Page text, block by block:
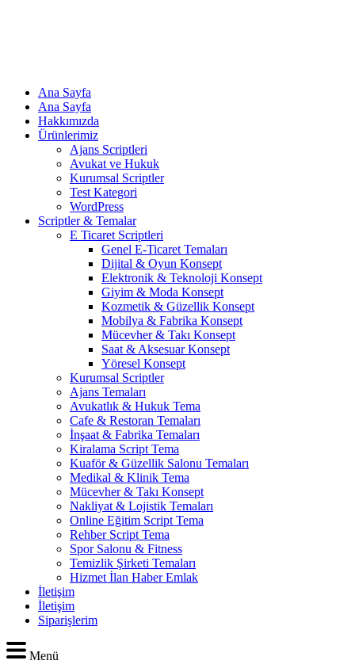
Ana Sayfa
Ana Sayfa
Hakkımızda
Ürünlerimiz
Ajans Scriptleri
Avukat ve Hukuk
Kurumsal Scriptler
Test Kategori
WordPress
Scriptler & Temalar
E Ticaret Scriptleri
Genel E-Ticaret Temaları
Dijital & Oyun Konsept
Elektronik & Teknoloji Konsept
Giyim & Moda Konsept
Kozmetik & Güzellik Konsept
Mobilya & Fabrika Konsept
Mücevher & Takı Konsept
Saat & Aksesuar Konsept
Yöresel Konsept
Kurumsal Scriptler
Ajans Temaları
Avukatlık & Hukuk Tema
Cafe & Restoran Temaları
İnşaat & Fabrika Temaları
Kiralama Script Tema
Kuaför & Güzellik Salonu Temaları
Medikal & Klinik Tema
Mücevher & Takı Konsept
Nakliyat & Lojistik Temaları
Online Eğitim Script Tema
Rehber Script Tema
Spor Salonu & Fitness
Temizlik Şirketi Temaları
Hizmet İlan Haber Emlak
İletişim
İletişim
Siparişlerim
Menü